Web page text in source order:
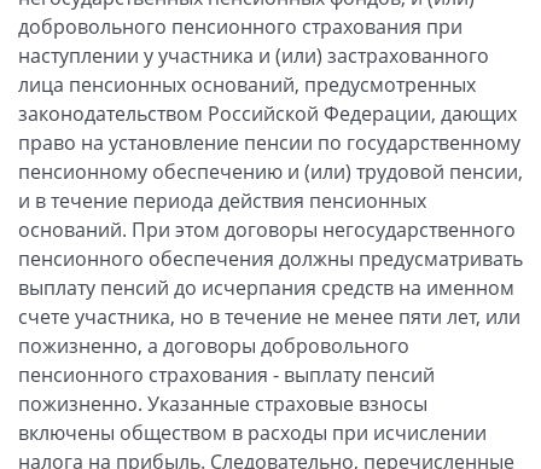
добровольного пенсионного страхования при
наступлении у участника и (или) застрахованного
лица пенсионных оснований, предусмотренных
законодательством Российской Федерации, дающих
право на установление пенсии по государственному
пенсионному обеспечению и (или) трудовой пенсии,
и в течение периода действия пенсионных
оснований. При этом договоры негосударственного
пенсионного обеспечения должны предусматривать
выплату пенсий до исчерпания средств на именном
счете участника, но в течение не менее пяти лет, или
пожизненно, а договоры добровольного
пенсионного страхования - выплату пенсий
пожизненно. Указанные страховые взносы
включены обществом в расходы при исчислении
налога на прибыль. Следовательно, перечисленные